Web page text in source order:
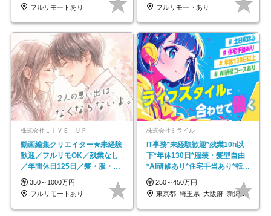
フルリモートあり
フルリモートあり
株式会社ＬＩＶＥ ＵＰ
動画編集クリエイター★未経験
歓迎／フルリモOK／残業なし
／年間休日125日／髪・服・ネ
イル自由／研修充実で安心
350～1000万円
フルリモートあり
株式会社ミライル
IT事務*未経験歓迎*残業10h以
下*年休130日*服装・髪型自由
*AI研修あり*住宅手当あり*転勤
なし
250～450万円
東京都_埼玉県_大阪府_新潟県_福岡県